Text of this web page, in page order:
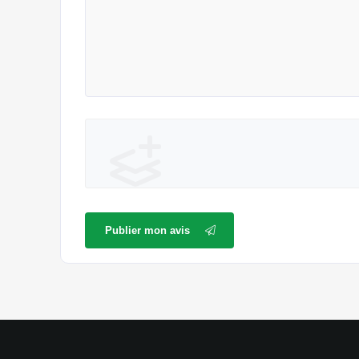
Publier mon avis